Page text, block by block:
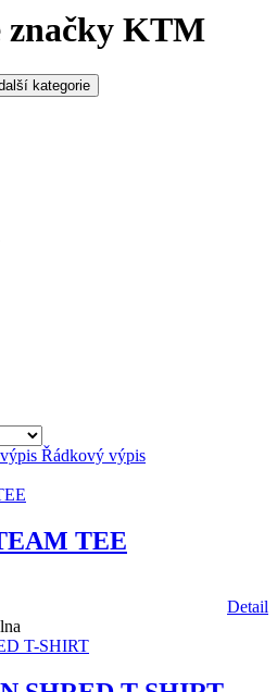
značky KTM
kategorie
Řádkový výpis
TEE
Detail